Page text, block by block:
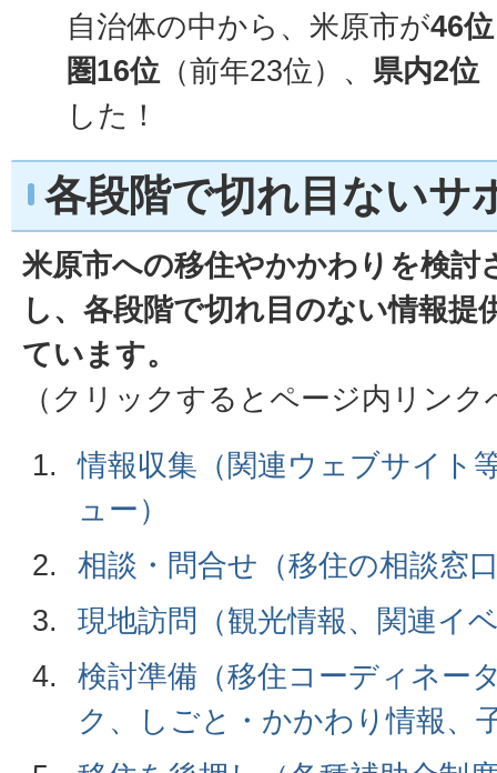
自治体の中から、米原市が46位
圏16位 （前年23位）、 県内2位
した！
各段階で切れ目ないサ
米原市への移住やかかわりを検討
し、各段階で切れ目のない情報提
ています。
（クリックするとページ内リン
情報収集（関連ウェブサイト
ュー）
相談・問合せ（移住の相談窓
現地訪問（観光情報、関連イ
検討準備（移住コーディネー
ク、しごと・かかわり情報、